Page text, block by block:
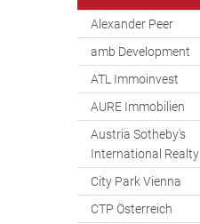
Alexander Peer
amb Development
ATL Immoinvest
AURE Immobilien
Austria Sotheby's
International Realty
City Park Vienna
CTP Österreich